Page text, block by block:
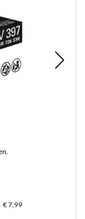
€ 7,99